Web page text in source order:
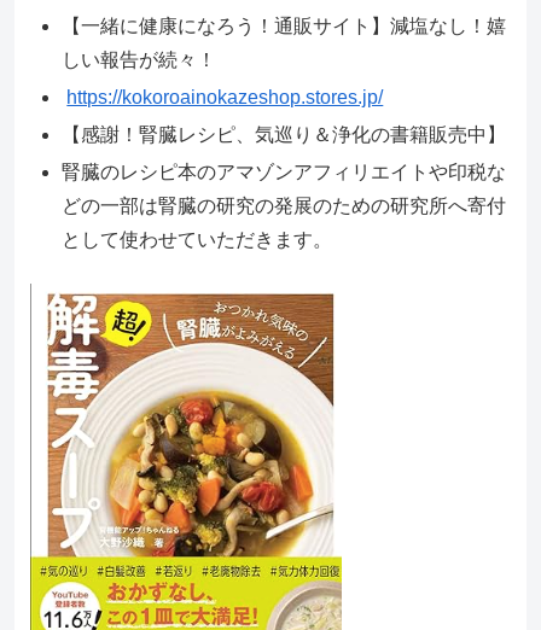
【一緒に健康になろう！通販サイト】減塩なし！嬉
しい報告が続々！
https://kokoroainokazeshop.stores.jp/
【感謝！腎臓レシピ、気巡り＆浄化の書籍販売中】
腎臓のレシピ本のアマゾンアフィリエイトや印税な
どの一部は腎臓の研究の発展のための研究所へ寄付
として使わせていただきます。